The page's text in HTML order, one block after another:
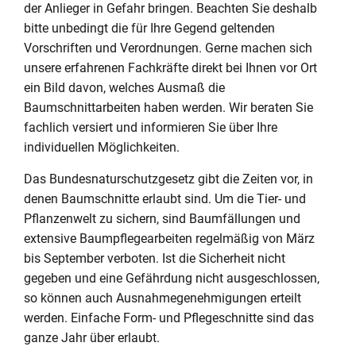
der Anlieger in Gefahr bringen. Beachten Sie deshalb
bitte unbedingt die für Ihre Gegend geltenden
Vorschriften und Verordnungen. Gerne machen sich
unsere erfahrenen Fachkräfte direkt bei Ihnen vor Ort
ein Bild davon, welches Ausmaß die
Baumschnittarbeiten haben werden. Wir beraten Sie
fachlich versiert und informieren Sie über Ihre
individuellen Möglichkeiten.
Das Bundesnaturschutzgesetz gibt die Zeiten vor, in
denen Baumschnitte erlaubt sind. Um die Tier- und
Pflanzenwelt zu sichern, sind Baumfällungen und
extensive Baumpflegearbeiten regelmäßig von März
bis September verboten. Ist die Sicherheit nicht
gegeben und eine Gefährdung nicht ausgeschlossen,
so können auch Ausnahmegenehmigungen erteilt
werden. Einfache Form- und Pflegeschnitte sind das
ganze Jahr über erlaubt.